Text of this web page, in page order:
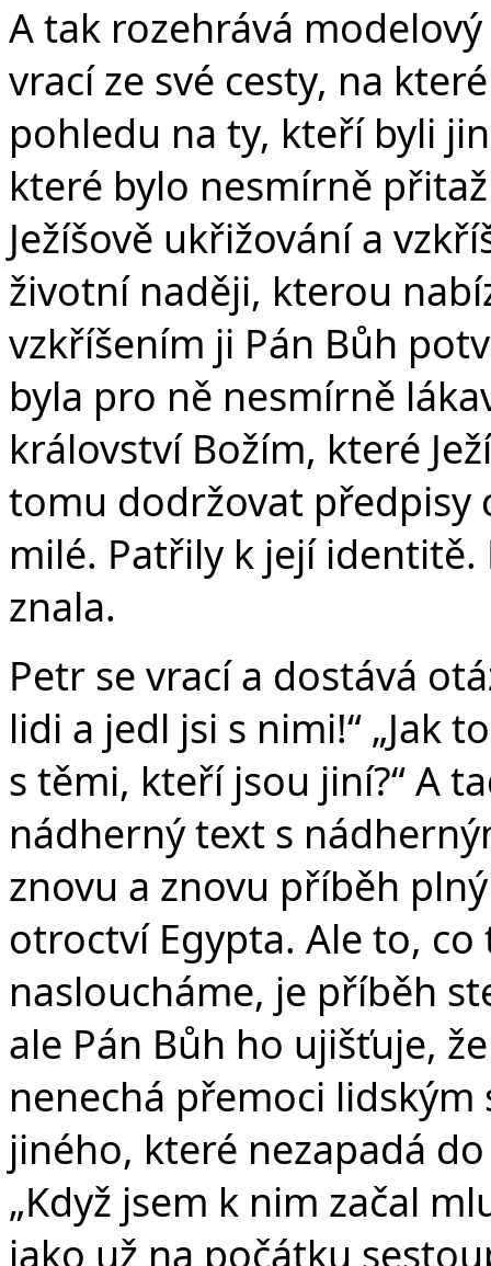
A tak rozehrává
vrací ze své cesty, na
pohledu na ty, kteří byli
které bylo nesmírně
Ježíšově ukřižování a
životní naději, kterou
vzkříšením ji Pán Bůh
byla pro ně nesmírně
království Božím, které
tomu dodržovat předpisy
milé. Patřily k její
znala.
Petr se vrací a dostává
lidi a jedl jsi s nimi!“ „Jak
s těmi, kteří jsou jiní?“ A
nádherný text s
znovu a znovu příběh
otroctví Egypta. Ale to,
nasloucháme, je příběh
ale Pán Bůh ho ujišťuje,
nenechá přemoci
jiného, které nezapadá
„Když jsem k nim začal
jako už na počátku